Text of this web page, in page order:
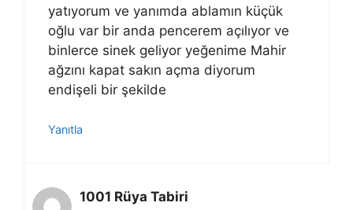
yatıyorum ve yanımda ablamın küçük
oğlu var bir anda pencerem açılıyor ve
binlerce sinek geliyor yeğenime Mahir
ağzını kapat sakın açma diyorum
endişeli bir şekilde
Yanıtla
1001 Rüya Tabiri